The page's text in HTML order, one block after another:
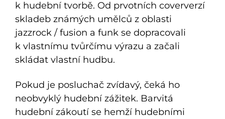
k hudební tvorbě. Od prvotních coververzí
skladeb známých umělců z oblasti
jazzrock / fusion a funk se dopracovali
k vlastnímu tvůrčímu výrazu a začali
skládat vlastní hudbu.
Pokud je posluchač zvídavý, čeká ho
neobvyklý hudební zážitek. Barvitá
hudební zákoutí se hemží hudebními